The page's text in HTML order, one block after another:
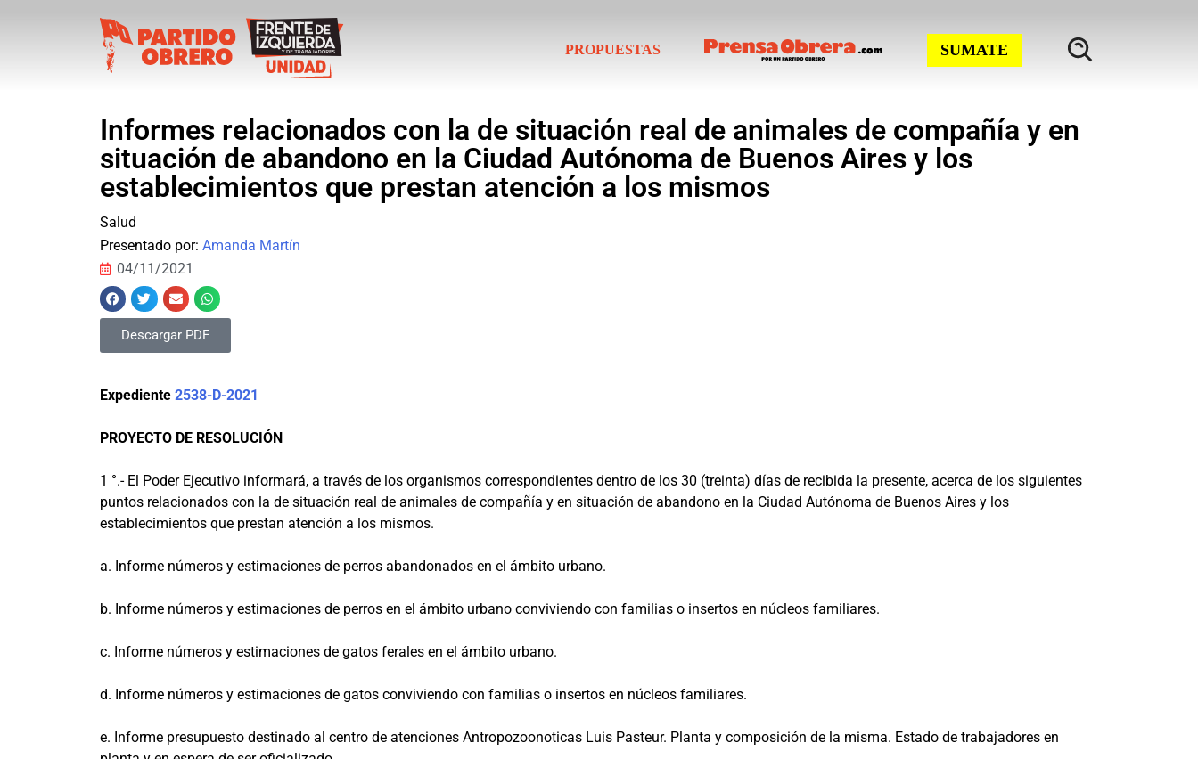
PROPUESTAS SUMATE
Informes relacionados con la de situación real de animales de compañía y en
situación de abandono en la Ciudad Autónoma de Buenos Aires y los
establecimientos que prestan atención a los mismos
Salud
Presentado por: Amanda Martín
04/11/2021
Descargar PDF
Expediente 2538-D-2021
PROYECTO DE RESOLUCIÓN
1 °.- El Poder Ejecutivo informará, a través de los organismos correspondientes dentro de los 30 (treinta) días de recibida la presente, acerca de los siguientes
puntos relacionados con la de situación real de animales de compañía y en situación de abandono en la Ciudad Autónoma de Buenos Aires y los
establecimientos que prestan atención a los mismos.
a. Informe números y estimaciones de perros abandonados en el ámbito urbano.
b. Informe números y estimaciones de perros en el ámbito urbano conviviendo con familias o insertos en núcleos familiares.
c. Informe números y estimaciones de gatos ferales en el ámbito urbano.
d. Informe números y estimaciones de gatos conviviendo con familias o insertos en núcleos familiares.
e. Informe presupuesto destinado al centro de atenciones Antropozoonoticas Luis Pasteur. Planta y composición de la misma. Estado de trabajadores en